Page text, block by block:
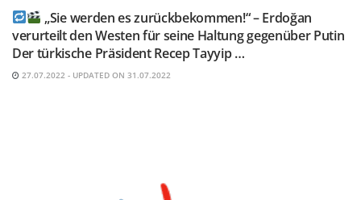
„Sie werden es zurückbekommen!“ – Erdoğan
verurteilt den Westen für seine Haltung gegenüber Putin
Der türkische Präsident Recep Tayyip …
27.07.2022 - UPDATED ON 31.07.2022